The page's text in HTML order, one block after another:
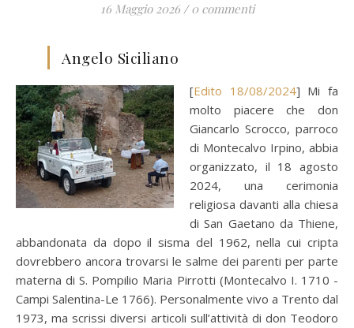
16 Maggio 2026 / 0 commenti
Angelo Siciliano
[ Edito 18/08/2024] Mi fa
molto piacere che don
Giancarlo Scrocco, parroco
di Montecalvo Irpino, abbia
organizzato, il 18 agosto
2024, una cerimonia
religiosa davanti alla chiesa
di San Gaetano da Thiene,
abbandonata da dopo il sisma del 1962, nella cui cripta
dovrebbero ancora trovarsi le salme dei parenti per parte
materna di S. Pompilio Maria Pirrotti (Montecalvo I. 1710 ­
Campi Salentina-Le 1766). Personalmente vivo a Trento dal
1973, ma scrissi diversi articoli sull’attività di don Teodoro